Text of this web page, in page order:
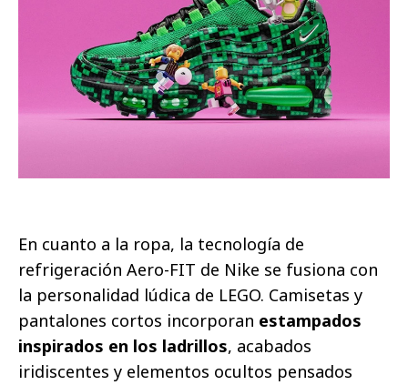
En cuanto a la ropa, la tecnología de
refrigeración Aero-FIT de Nike se fusiona con
la personalidad lúdica de LEGO. Camisetas y
pantalones cortos incorporan estampados
inspirados en los ladrillos, acabados
iridiscentes y elementos ocultos pensados